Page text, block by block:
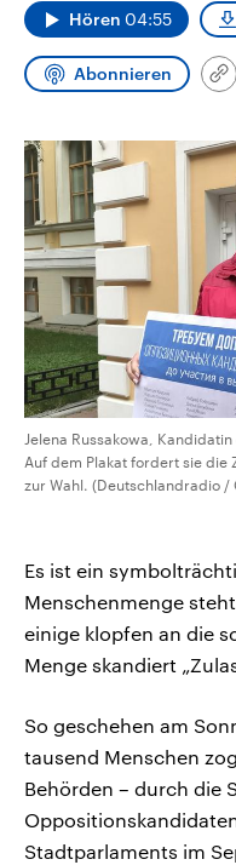
Hören 04:55
Abonnieren
Jelena Russakowa,
Auf dem Plakat fordert sie
zur Wahl. (Deutschlandradio /
Es ist ein
Menschenmenge
einige klopfen an die
Menge skandiert
So geschehen am
tausend Menschen
Behörden – durch die
Stadtparlaments im